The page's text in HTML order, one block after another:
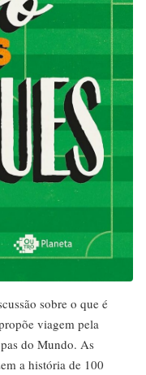
sobre o que é
viagem pela
do Mundo. As
a história de 100